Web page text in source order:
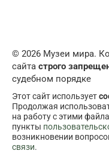
© 2026 Музеи мира.
сайта строго
судебном порядке
Этот сайт использует
Продолжая
на работу с этими
пункты
возникновении
связи.